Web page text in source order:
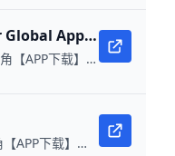
World Poker Global App全球微扑克
APP下载点右下角【APP下载】联系客服 每日更新可用链接 在线玩扑克，赢取真钱。
APP下载点右下角【APP下载】联系客服 每日更新可用链接 微扑克 WPK真人在线约局，wepoker德州约局，加微信客服上下分，领WPK钻石。